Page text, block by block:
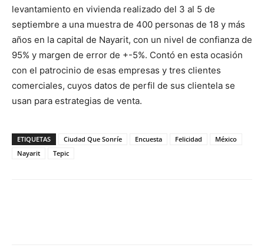
levantamiento en vivienda realizado del 3 al 5 de
septiembre a una muestra de 400 personas de 18 y más
años en la capital de Nayarit, con un nivel de confianza de
95% y margen de error de +-5%. Contó en esta ocasión
con el patrocinio de esas empresas y tres clientes
comerciales, cuyos datos de perfil de sus clientela se
usan para estrategias de venta.
ETIQUETAS Ciudad Que Sonríe Encuesta Felicidad
México
Nayarit
Tepic